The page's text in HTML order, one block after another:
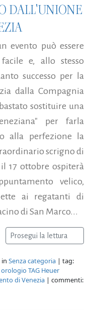
DALL'UNIONE
evento può essere
e, allo stesso
successo per la
dalla Compagnia
sostituire una
per farla
alla perfezione la
scrigno di
17 ottobre ospiterà
velico,
ai regatanti di
di San Marco...
Prosegui la lettura
in Senza categoria | tag:
orologio TAG Heuer
di Venezia | commenti: